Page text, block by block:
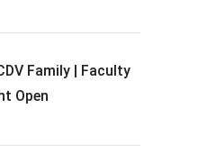
Family | Faculty
Open